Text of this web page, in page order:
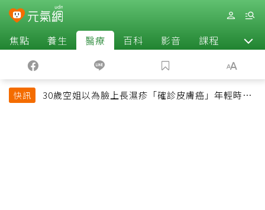
焦點 養生 醫療 百科 影音 課程 退休
快訊
30歲空姐以為臉上長濕疹「確診皮膚癌」年輕時一